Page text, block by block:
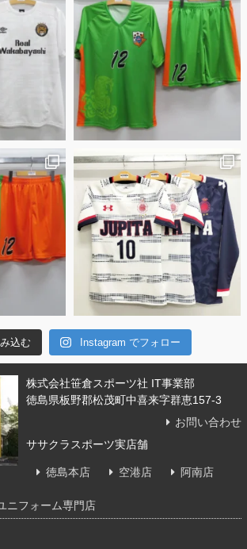
込む Instagram でフォロー
株式会社笹倉スポーツ社 IT事業部
徳島県板野郡松茂町中喜来字群恵157-3
お問い合わせ
ササクラスポーツ実店舗
徳島本店 空港店 阿南店
ニフォーム専門店